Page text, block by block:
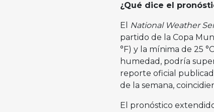
¿Qué dice el
El National Weather
partido de la Copa
°F) y la mínima de 25
humedad, podría
reporte oficial
de la semana,
El pronóstico